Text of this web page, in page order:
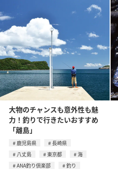
大物のチャンスも意外性も魅
力！釣りで行きたいおすすめ
「離島」
鹿児島県
長崎県
八丈島
東京都
海
ANA釣り倶楽部
釣り